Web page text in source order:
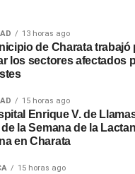
13 horas ago
de Charata trabajó
los sectores afectados
15 horas ago
Enrique V. de
la Semana de la
en Charata
15 horas ago